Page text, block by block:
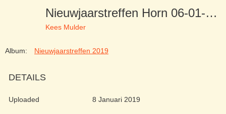
Nieuwjaarstreffen Horn 06-01-19 (104)
Kees Mulder
Album: Nieuwjaarstreffen 2019
DETAILS
Uploaded 8 Januari 2019